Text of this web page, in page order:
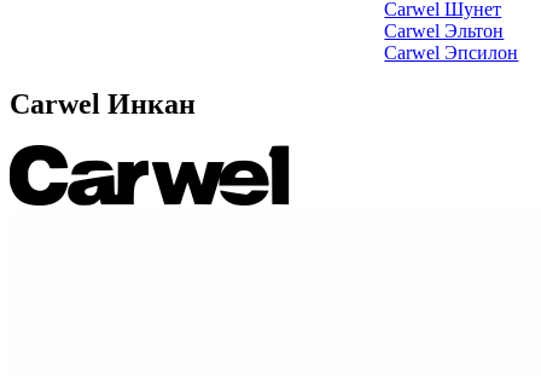
Carwel Шунет
Carwel Эльтон
Carwel Эпсилон
Carwel Инкан